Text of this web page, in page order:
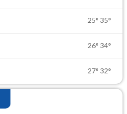
25° 35°
26° 34°
27° 32°